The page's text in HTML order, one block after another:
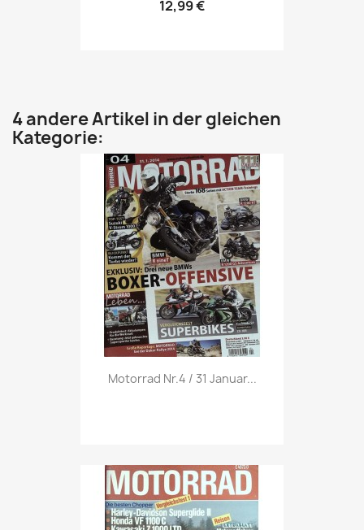
12,99 €
4 andere Artikel in der gleichen
Kategorie:
 Vorschau
Motorrad Nr.4 / 31 Januar...